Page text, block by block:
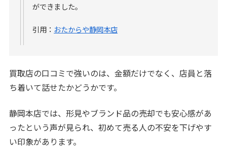
ができました。
引用： おたからや静岡本店
買取店の口コミで強いのは、金額だけでなく、店員と落
ち着いて話せたかどうかです。
静岡本店では、形見やブランド品の売却でも安心感があ
ったという声が見られ、初めて売る人の不安を下げやす
い印象があります。